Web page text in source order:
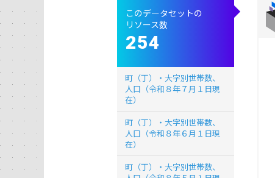
このデータセットの
リソース数
254
町（丁）・大字別世帯数、
人口（令和８年７月１日現
在）
町（丁）・大字別世帯数、
人口（令和８年６月１日現
在）
町（丁）・大字別世帯数、